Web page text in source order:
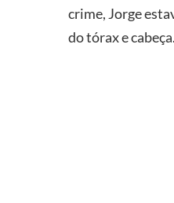
crime, Jorge
do tórax e cabeça.